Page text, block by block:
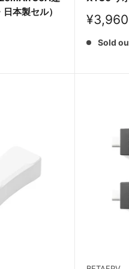
本製セル）
Sale
price
¥3,960
Sold